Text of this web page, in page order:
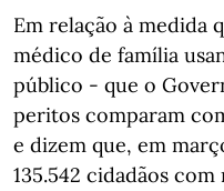
Em relação à medida
médico de família
público - que o
peritos comparam
e dizem que, em
135.542 cidadãos